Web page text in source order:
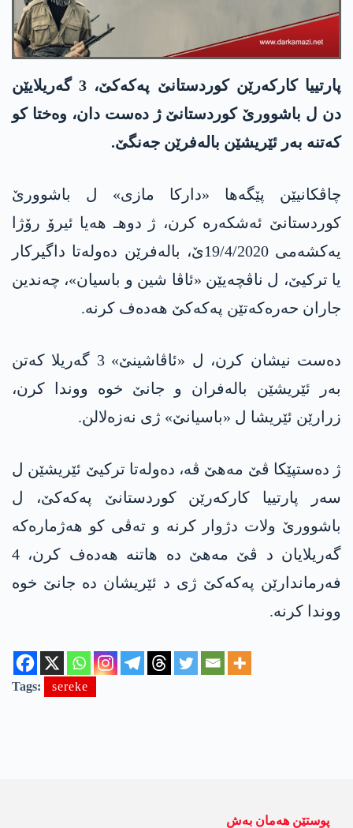
پارتییا كاركه‌رێن كوردستانێ په‌كه‌كێ، 3 گه‌ریلایێن
دن ل باشوورێ كوردستانێ ژ ده‌ست دان، وه‌ختا كو
كه‌تنه‌ به‌ر ئێریشێن باله‌فرێن جه‌نگێ.
چاڤكانیێن پێگه‌ها «داركا مازی» ل باشوورێ
كوردستانێ ئه‌شكه‌ره‌ كرن، ژ دوهـ هه‌یا ئیرۆ رۆژا
یه‌كشه‌می 19/4/2020ێ، باله‌فرێن ده‌وله‌تا داگیركار
یا تركیێ، ل ناڤچه‌یێن «ئاڤا شین و باسیان»، چه‌ندین
جاران حه‌ره‌كه‌تێن په‌كه‌كێ هه‌ده‌ف كرنه‌.
ده‌ست نیشان كرن، ل «ئاڤاشینێ» 3 گه‌ریلا كه‌تن
به‌ر ئێریشێن باله‌فران و جانێ خوه‌ ووندا كرن،
زرارێن ئێریشا ل «باسیانێ» ژی نه‌زه‌لالن.
ژ ده‌ستپێكا ڤێ مه‌هێ ڤه‌، ده‌وله‌تا تركیێ ئێریشێن ل
سه‌ر پارتییا كاركه‌رێن كوردستانێ په‌كه‌كێ، ل
باشوورێ ولات دژوار كرنه‌ و ته‌ڤی كو هه‌ژماره‌كه‌
گه‌ریلایان د ڤێ مه‌هێ ده‌ هاتنه‌ هه‌ده‌ف كرن، 4
فه‌رماندارێن په‌كه‌كێ ژی د ئێریشان ده‌ جانێ خوه‌
ووندا كرنه‌.
Tags: sereke
پوستێن ھەمان بەش